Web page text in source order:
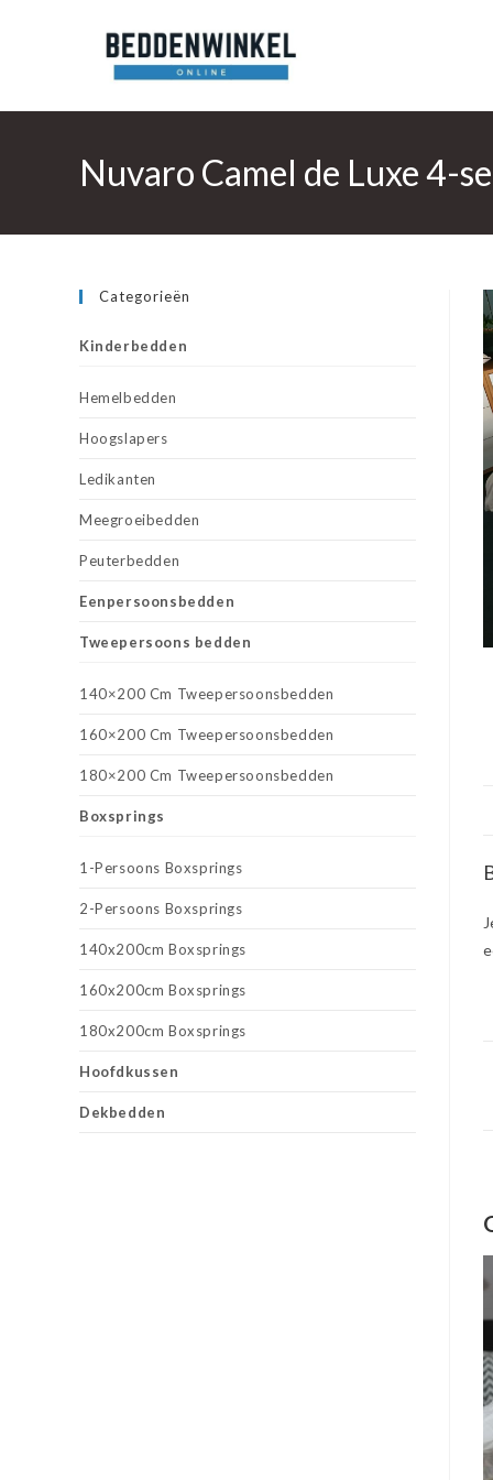
Nuvaro Camel de Luxe 4-
Categorieën
Kinderbedden
Hemelbedden
Hoogslapers
Ledikanten
Meegroeibedden
Peuterbedden
Eenpersoonsbedden
Tweepersoons bedden
140×200 Cm Tweepersoonsbedden
160×200 Cm Tweepersoonsbedden
180×200 Cm Tweepersoonsbedden
Boxsprings
1-Persoons Boxsprings
2-Persoons Boxsprings
140x200cm Boxsprings
160x200cm Boxsprings
180x200cm Boxsprings
Hoofdkussen
Dekbedden